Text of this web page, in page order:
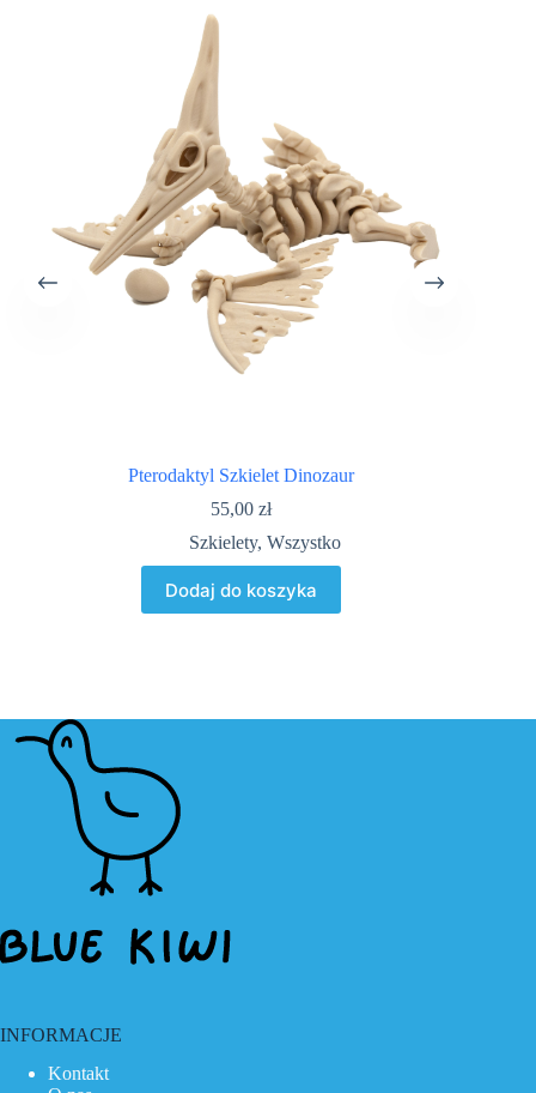
Pterodaktyl Szkielet Dinozaur
55,00zł
Szkielety,Wszystko
Dodaj do koszyka
INFORMACJE
Kontakt